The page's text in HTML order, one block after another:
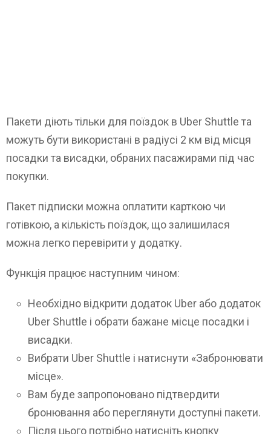
Пакети діють тільки для поїздок в Uber Shuttle та
можуть бути використані в радіусі 2 км від місця
посадки та висадки, обраних пасажирами під час
покупки.
Пакет підписки можна оплатити карткою чи
готівкою, а кількість поїздок, що залишилася
можна легко перевірити у додатку.
Функція працює наступним чином:
Необхідно відкрити додаток Uber або додаток
Uber Shuttle і обрати бажане місце посадки і
висадки.
Вибрати Uber Shuttle і натиснути «Забронювати
місце».
Вам буде запропоновано підтвердити
бронювання або переглянути доступні пакети.
Після цього потрібно натисніть кнопку